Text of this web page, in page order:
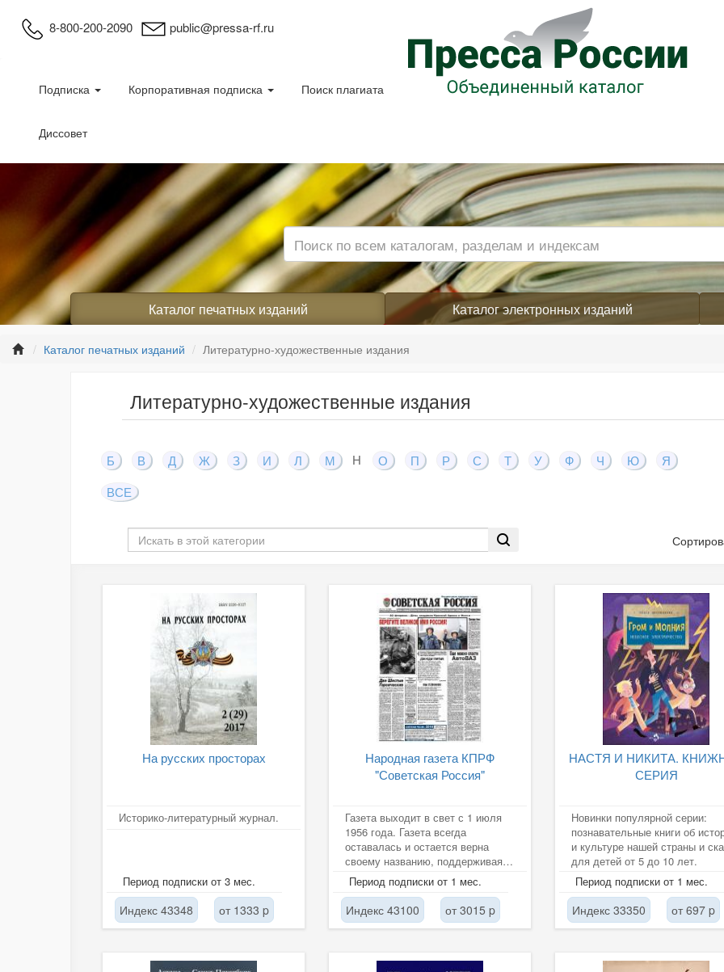
8-800-200-2090 public@pressa-rf.ru
Подписка Корпоративная подписка Поиск плагиата
Диссовет
Каталог печатных изданий Каталог электронных изданий
Каталог печатных изданий Литературно-художественные издания
Литературно-художественные издания
Б В Д Ж З И Л М Н О П Р С Т У Ф Ч Ю
Я
ВСЕ
На русских просторах
Историко-литературный журнал.
Период подписки от 3 мес.
Индекс 43348 от 1333 p
Народная газета КПРФ
"Советская Россия"
Газета выходит в свет с 1 июля
1956 года. Газета всегда
оставалась и остается верна
своему названию, поддерживая и
пропагандируя советские...
Период подписки от 1 мес.
Индекс 43100 от 3015 p
НАСТЯ И НИКИТА.
СЕРИЯ
Новинки популярной серии:
познавательные книги об
и культуре нашей страны и
для детей от 5 до 10 лет.
Период подписки от 1 мес.
Индекс 33350 от 697 p